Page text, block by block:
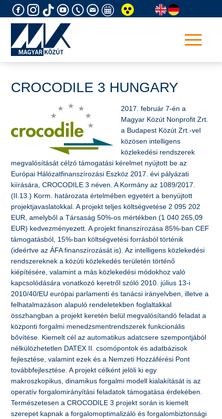
to
CROCODILE 3 HUNGARY
2017. február 7-én a
Magyar Közút Nonprofit Zrt.
a Budapest Közút Zrt.-vel
közösen intelligens
közlekedési rendszerek
megvalósítását célzó támogatási kérelmet nyújtott be az
Európai Hálózatfinanszírozási Eszköz 2017. évi pályázati
kiírására, CROCODILE 3 néven. A Kormány az 1089/2017.
(II.13.) Korm. határozata értelmében egyetért a benyújtott
projektjavaslatokkal. A projekt teljes költségvetése 2 095 202
EUR, amelyből a Társaság 50%-os mértékben (1 040 265,09
EUR) kedvezményezett. A projekt finanszírozása 85%-ban CEF
támogatásból, 15%-ban költségvetési forrásból történik
(ideértve az ÁFA finanszírozását is). Az intelligens közlekedési
rendszereknek a közúti közlekedés területén történő
kiépítésére, valamint a más közlekedési módokhoz való
kapcsolódására vonatkozó keretről szóló 2010. július 13-i
2010/40/EU európai parlamenti és tanácsi irányelvben, illetve a
felhatalmazáson alapuló rendeletekben foglaltakkal
összhangban a projekt keretén belül megvalósítandó feladat a
központi forgalmi menedzsmentrendszerek funkcionális
bővítése. Kiemelt cél az automatikus adatcsere szempontjából
nélkülözhetetlen DATEX II. csomópontok és adatbázisok
fejlesztése, valamint ezek és a Nemzeti Hozzáférési Pont
továbbfejlesztése. A projekt célként jelöli ki egy
makroszkopikus, dinamikus forgalmi modell kialakítását is az
operatív forgalomirányítási feladatok támogatása érdekében.
Természetesen a CROCODILE 3 projekt során is kiemelt
szerepet kapnak a forgalomoptimalizáló és forgalombiztonsági